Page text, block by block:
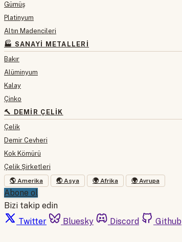
Gümüş
Platinyum
Altın Madencileri
🏭 SANAYI METALLERI
Bakır
Alüminyum
Kalay
Çinko
🔨 DEMIR ÇELIK
Çelik
Demir Cevheri
Kok Kömürü
Çelik Şirketleri
🌎 Amerika 🌏 Asya 🌍 Afrika 🌍 Avrupa
Abone ol
Bizi takip edin
Twitter
Bluesky Discord Github